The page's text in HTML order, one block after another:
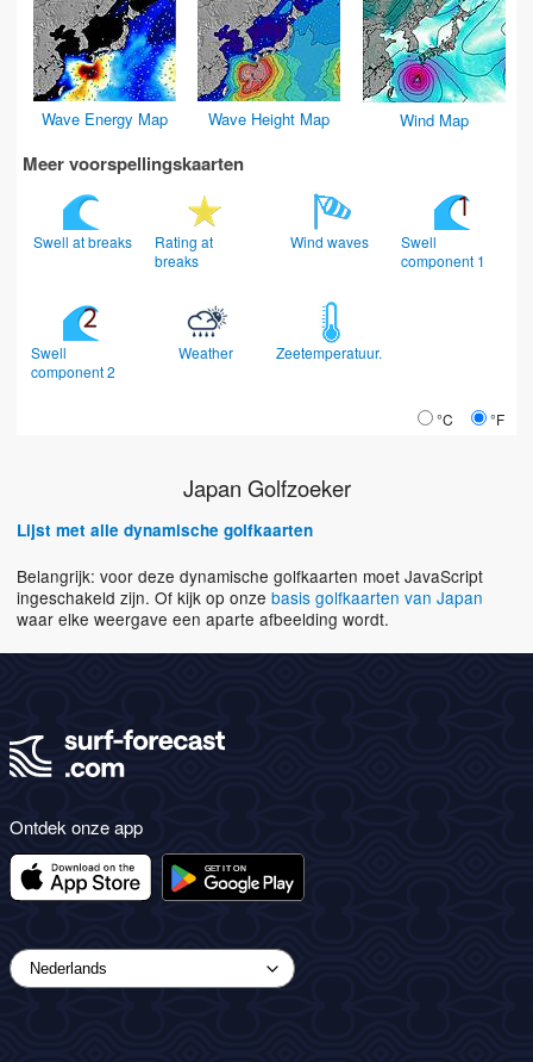
Wave Energy Map Wave Height Map Wind Map
Meer voorspellingskaarten
Swell at breaks
Rating at
breaks
Wind waves
Swell
component 1
Swell
component 2
Weather Zeetemperatuur.
°C °F
Japan Golfzoeker
Lijst met alle dynamische golfkaarten
Belangrijk: voor deze dynamische golfkaarten moet JavaScript
ingeschakeld zijn. Of kijk op onze basis golfkaarten van Japan
waar elke weergave een aparte afbeelding wordt.
Ontdek onze app